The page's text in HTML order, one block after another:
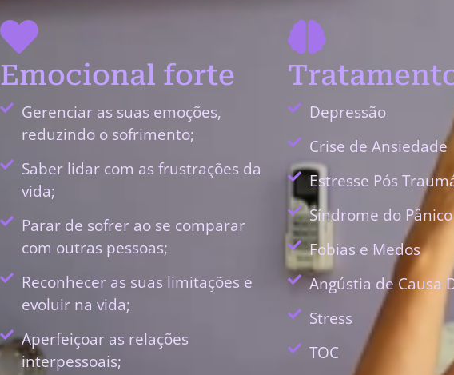
Emocional forte
Gerenciar as suas emoções,
reduzindo o sofrimento;
Saber lidar com as frustrações da
vida;
Parar de sofrer ao se comparar
com outras pessoas;
Reconhecer as suas limitações e
evoluir na vida;
Aperfeiçoar as relações
interpessoais;
Depressão
Crise de Ansiedade
Estresse Pós
Síndrome do Pânico
Fobias e Medos
Angústia de Causa
Stress
TOC